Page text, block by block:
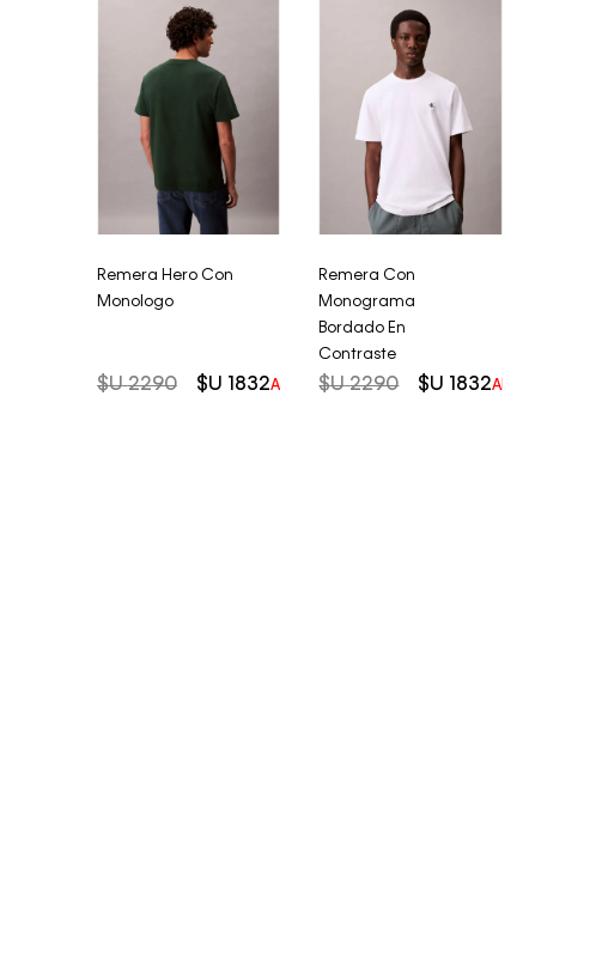
Remera Hero Con
Monologo
$U 2290 $U 1832AHORRO DEL20%
Remera Con
Monograma
Bordado En
Contraste
$U 2290 $U 1832AHORRO DEL